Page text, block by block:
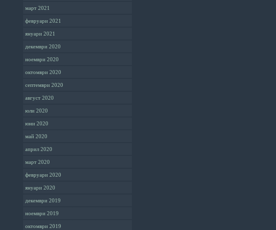
март 2021
февруари 2021
януари 2021
декември 2020
ноември 2020
октомври 2020
септември 2020
август 2020
юли 2020
юни 2020
май 2020
април 2020
март 2020
февруари 2020
януари 2020
декември 2019
ноември 2019
октомври 2019